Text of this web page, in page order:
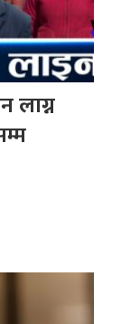
लाग्न